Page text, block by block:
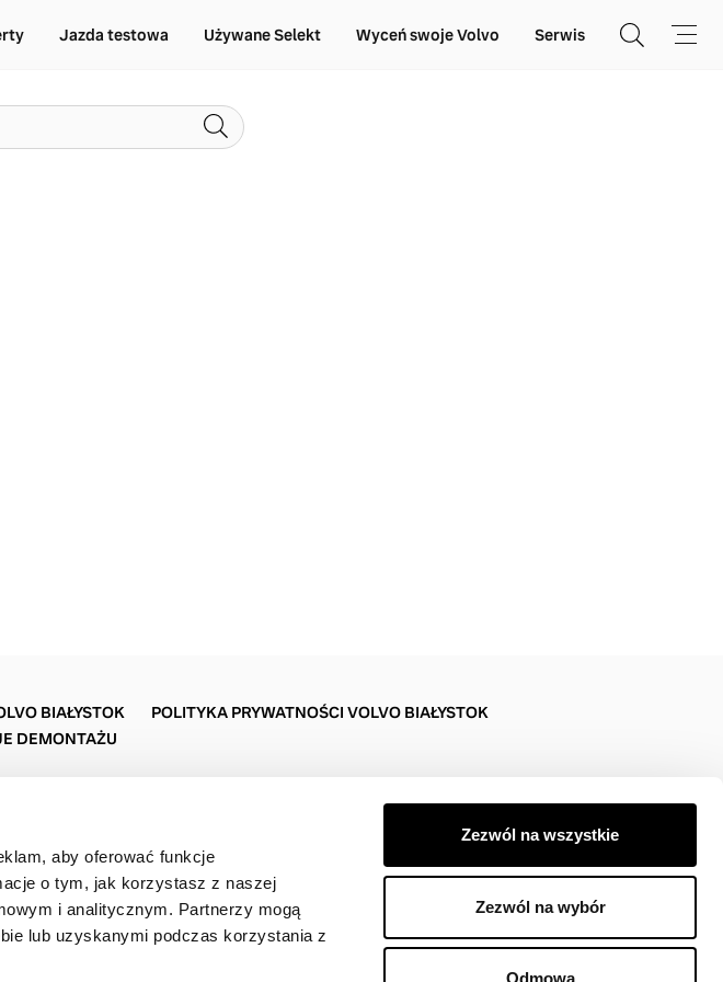
aby oferować funkcje
o tym, jak korzystasz z naszej
i analitycznym. Partnerzy mogą
lub uzyskanymi podczas korzystania z
Zezwól na wszystkie
Zezwól na wybór
Odmowa
Jazda testowa Używane Selekt Wyceń swoje Volvo Serwis
BIAŁYSTOK
POLITYKA PRYWATNOŚCI VOLVO BIAŁYSTOK
DEMONTAŻU